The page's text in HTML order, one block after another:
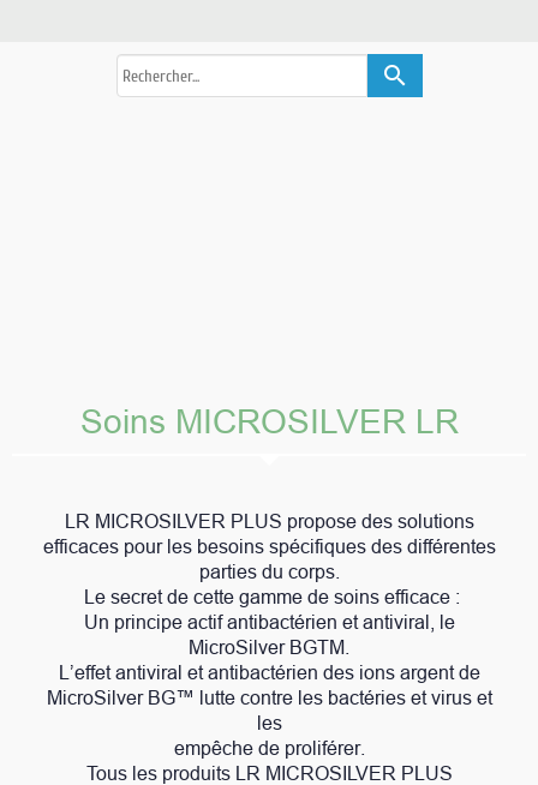
search
Soins MICROSILVER LR
LR MICROSILVER PLUS propose des solutions
efficaces pour les besoins spécifiques des différentes
parties du corps.
Le secret de cette gamme de soins efficace :
Un principe actif antibactérien et antiviral, le
MicroSilver BGTM.
L’effet antiviral et antibactérien des ions argent de
MicroSilver BG™ lutte contre les bactéries et virus et
les
empêche de proliférer.
Tous les produits LR MICROSILVER PLUS